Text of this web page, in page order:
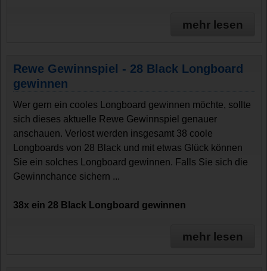
mehr lesen
Rewe Gewinnspiel - 28 Black Longboard
gewinnen
Wer gern ein cooles Longboard gewinnen möchte, sollte
sich dieses aktuelle Rewe Gewinnspiel genauer
anschauen. Verlost werden insgesamt 38 coole
Longboards von 28 Black und mit etwas Glück können
Sie ein solches Longboard gewinnen. Falls Sie sich die
Gewinnchance sichern ...
38x ein 28 Black Longboard gewinnen
mehr lesen